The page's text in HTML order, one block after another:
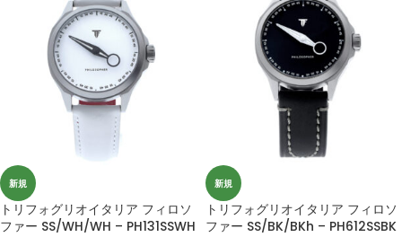
新規
トリフォグリオイタリア フィロソ
ファー SS/WH/WH – PH131SSWH
新規
トリフォグリオイタリア フィロソ
ファー SS/BK/BKh – PH612SSBK